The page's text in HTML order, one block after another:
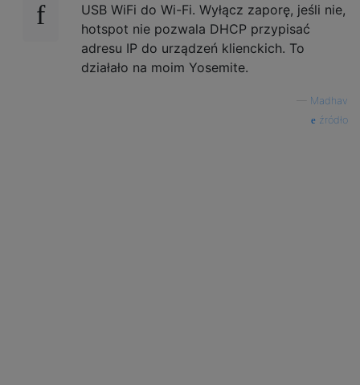
USB WiFi do Wi-Fi. Wyłącz zaporę, jeśli nie,
hotspot nie pozwala DHCP przypisać
adresu IP do urządzeń klienckich. To
działało na moim Yosemite.
Madhav
źródło